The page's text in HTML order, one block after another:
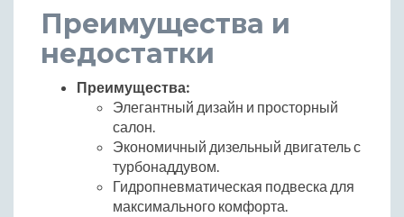
Преимущества и
недостатки
Преимущества:
Элегантный дизайн и просторный
салон.
Экономичный дизельный двигатель с
турбонаддувом.
Гидропневматическая подвеска для
максимального комфорта.